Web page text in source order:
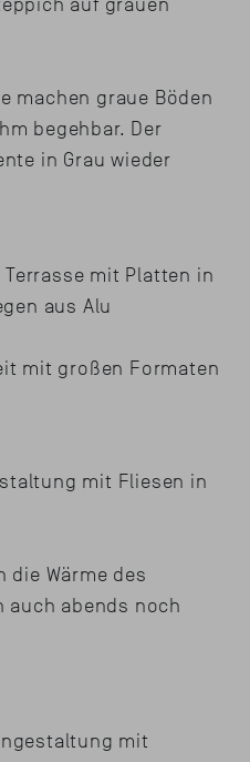
machen graue Böden
begehbar. Der
in Grau wieder
mit großen Formaten
die Wärme des
auch abends noch